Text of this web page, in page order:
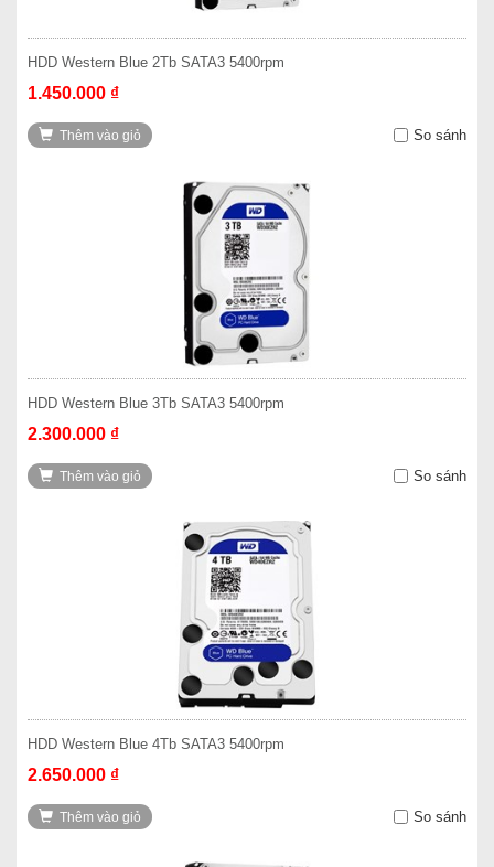
HDD Western Blue 2Tb SATA3 5400rpm
1.450.000 ₫
Thêm vào giỏ So sánh
HDD Western Blue 3Tb SATA3 5400rpm
2.300.000 ₫
Thêm vào giỏ So sánh
HDD Western Blue 4Tb SATA3 5400rpm
2.650.000 ₫
Thêm vào giỏ So sánh